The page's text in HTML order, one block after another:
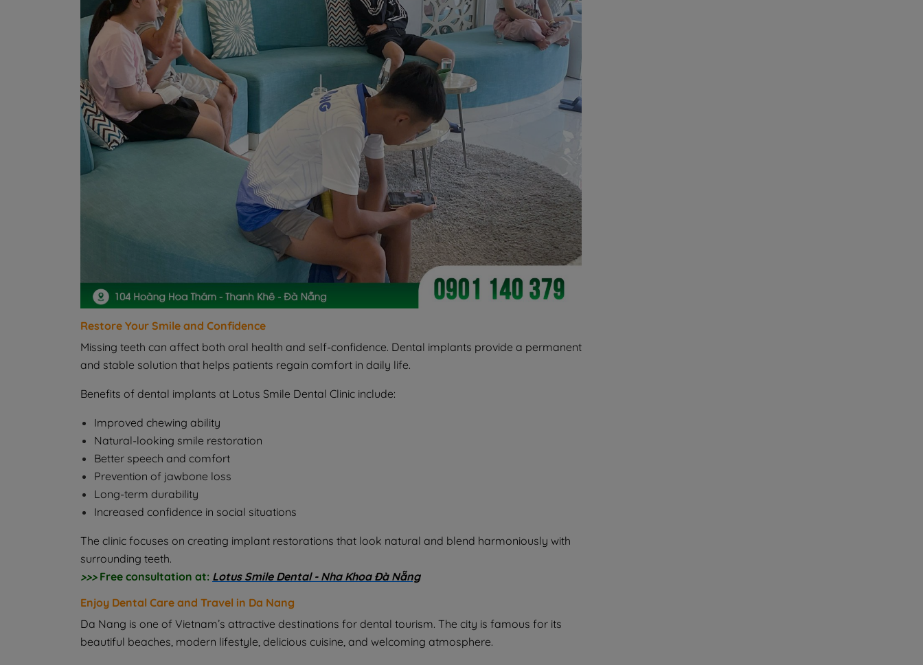
Restore Your Smile and Confidence
Missing teeth can affect both oral health and self-confidence. Dental implants provide a permanent
and stable solution that helps patients regain comfort in daily life.
Benefits of dental implants at Lotus Smile Dental Clinic include:
Improved chewing ability
Natural-looking smile restoration
Better speech and comfort
Prevention of jawbone loss
Long-term durability
Increased confidence in social situations
The clinic focuses on creating implant restorations that look natural and blend harmoniously with
surrounding teeth.
>>>Free consultation at: Lotus Smile Dental - Nha Khoa Đà Nẵng
Enjoy Dental Care and Travel in Da Nang
Da Nang is one of Vietnam’s attractive destinations for dental tourism. The city is famous for its
beautiful beaches, modern lifestyle, delicious cuisine, and welcoming atmosphere.